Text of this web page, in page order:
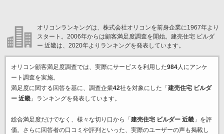
オリコンランキングは、株式会社オリコンを前身企業に1967年より
スタート。2006年からは顧客満足度調査を開始。建売住宅 ビルダ
ー 近畿は、2020年よりランキングを発表しています。
オリコン顧客満足度調査では、実際にサービスを利用した984人にアンケ
ート調査を実施。
満足度に関する回答を基に、調査企業42社を対象にした「 建売住宅 ビルダ
ー 近畿」ランキングを発表しています。
総合満足度だけでなく、様々な切り口から「 建売住宅 ビルダー 近畿」を評
価。さらに回答者の口コミや評判といった、実際のユーザーの声も掲載し